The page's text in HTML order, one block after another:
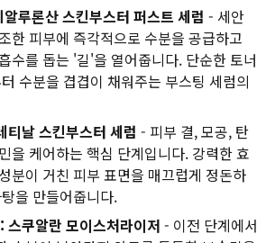
루론산 스킨부스터 퍼스트 세럼 - 세안
한 피부에 즉각적으로 수분을 공급하고
수를 돕는 '길'을 열어줍니다. 단순한 토너
수분을 겹겹이 채워주는 부스팅 세럼의
날 스킨부스터 세럼 - 피부 결, 모공, 탄
을 케어하는 핵심 단계입니다. 강력한 효
분이 거친 피부 표면을 매끄럽게 정돈하
을 만들어줍니다.
쿠알란 모이스처라이저 - 이전 단계에서